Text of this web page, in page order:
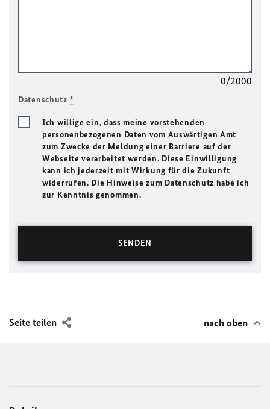
0/2000
Datenschutz*
Ich willige ein, dass meine vorstehenden
personenbezogenen Daten vom Auswärtigen Amt
zum Zwecke der Meldung einer Barriere auf der
Webseite verarbeitet werden. Diese Einwilligung
kann ich jederzeit mit Wirkung für die Zukunft
widerrufen. Die Hinweise zum Datenschutz habe ich
zur Kenntnis genommen.
Seite teilen nach oben